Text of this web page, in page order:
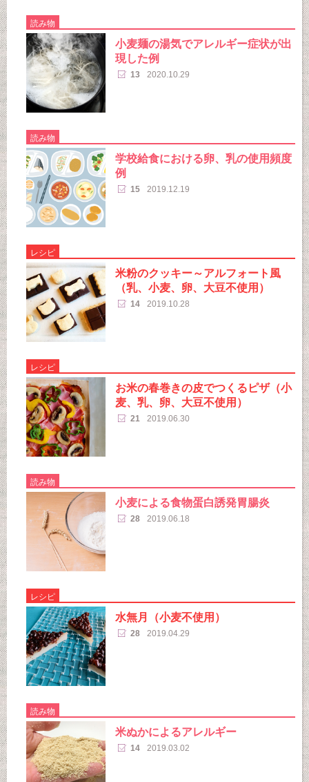
読み物
小麦麺の湯気でアレルギー症状が出
現した例
13 2020.10.29
読み物
学校給食における卵、乳の使用頻度
例
15 2019.12.19
レシピ
米粉のクッキー～アルフォート風
（乳、小麦、卵、大豆不使用）
14 2019.10.28
レシピ
お米の春巻きの皮でつくるピザ（小
麦、乳、卵、大豆不使用）
21 2019.06.30
読み物
小麦による食物蛋白誘発胃腸炎
28 2019.06.18
レシピ
水無月（小麦不使用）
28 2019.04.29
読み物
米ぬかによるアレルギー
14 2019.03.02